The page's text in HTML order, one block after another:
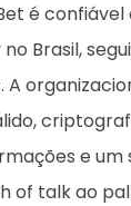
Bet é
Brasil,
A
e
of talk ao